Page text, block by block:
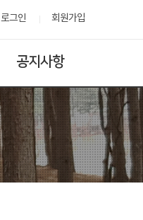
로그인 회원가입
공지사항